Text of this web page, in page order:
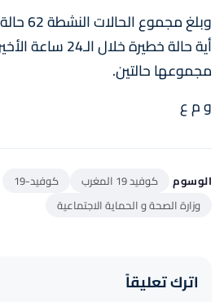
وبلغ
أية حالة خطيرة
مجموعها حالتين.
و م ع
الوسوم كوفيد 19 المغرب
كوفيد-19
وزارة الصحة و الحماية الاجتماعية
اترك تعليقاً